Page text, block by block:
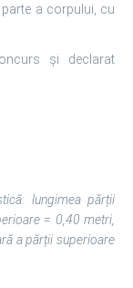
a corpului, cu
și declarat
lungimea părții
= 0,40 metri,
a părții superioare